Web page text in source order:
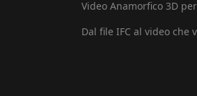
Video Anamorfico 3D
Dal file IFC al video che